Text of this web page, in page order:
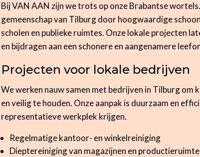
Bij VAN AAN zijn we trots op onze Brabantse
gemeenschap van Tilburg door hoogwaardige
scholen en publieke ruimtes. Onze lokale projecten
en bijdragen aan een schonere en aangenamere
Projecten voor lokale bedrijven
We werken nauw samen met bedrijven in Tilburg om
en veilig te houden. Onze aanpak is duurzaam en
representatieve werkplek krijgen.
Regelmatige kantoor- en winkelreiniging
Dieptereiniging van magazijnen en